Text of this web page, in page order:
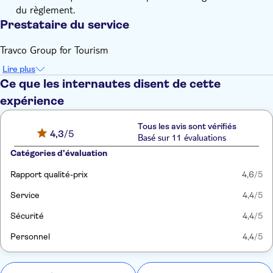
Il est fortement recommandé de porter des pantalons longs
pendant la conduite du quad, au cas où vos jambes
toucheraient le moteur du quad.
du règlement.
Prestataire du service
Travco Group for Tourism
Lire plus
Ce que les internautes disent de cette
expérience
4,3/5
Tous les avis sont vérifiés
Basé sur 11 évaluations
Catégories d'évaluation
Rapport qualité-prix 4,6/5
Service 4,4/5
Sécurité 4,4/5
Personnel 4,4/5